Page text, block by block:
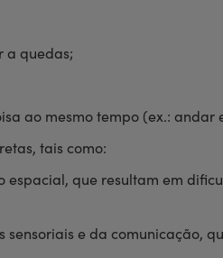
a quedas;
ao mesmo tempo (ex.: andar
tais como:
espacial, que resultam em
sensoriais e da comunicação,